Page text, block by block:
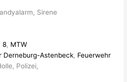
Sirene
8, MTW
Derneburg-Astenbeck, Feuerwehr
Polizei,